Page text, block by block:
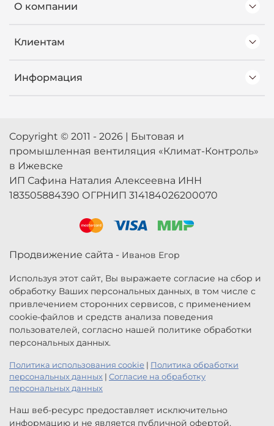
О компании
Клиентам
Информация
Copyright © 2011 - 2026 | Бытовая и
промышленная вентиляция «Климат-Контроль»
в Ижевске
ИП Сафина Наталия Алексеевна ИНН
183505884390 ОГРНИП 314184026200070
Продвижение сайта - Иванов Егор
Используя этот сайт, Вы выражаете согласие на сбор и
обработку Ваших персональных данных, в том числе с
привлечением сторонних сервисов, с применением
cookie-файлов и средств анализа поведения
пользователей, согласно нашей политике обработки
персональных данных.
Политика использования cookie | Политика обработки
персональных данных | Согласие на обработку
персональных данных
Наш веб-ресурс предоставляет исключительно
информацию и не является публичной офертой,